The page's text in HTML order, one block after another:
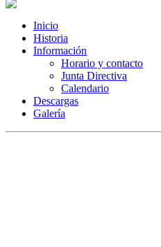
Inicio
Historia
Información
Horario y contacto
Junta Directiva
Calendario
Descargas
Galería